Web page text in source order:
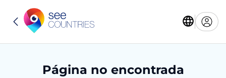
Página no encontrada